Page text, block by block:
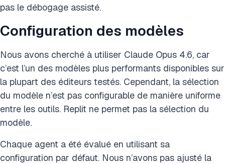
pas le débogage assisté.
Configuration des modèles
Nous avons cherché à utiliser Claude Opus 4.6, car
c’est l’un des modèles plus performants disponibles sur
la plupart des éditeurs testés. Cependant, la sélection
du modèle n’est pas configurable de manière uniforme
entre les outils. Replit ne permet pas la sélection du
modèle.
Chaque agent a été évalué en utilisant sa
configuration par défaut. Nous n’avons pas ajusté la